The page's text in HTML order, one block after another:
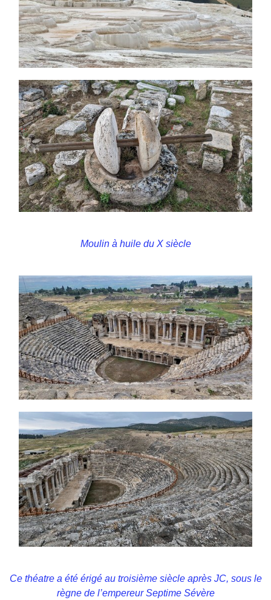
Moulin à huile du X siècle
Ce théatre a été érigé au troisième siècle après JC, sous le
règne de l’empereur Septime Sévère